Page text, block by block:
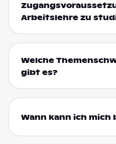
Arbeitslehre zu
Welche
gibt es?
Wann kann ich mich